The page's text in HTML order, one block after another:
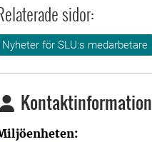
sidor:
Nyheter för SLU:s medarbetare
Kontaktinformation